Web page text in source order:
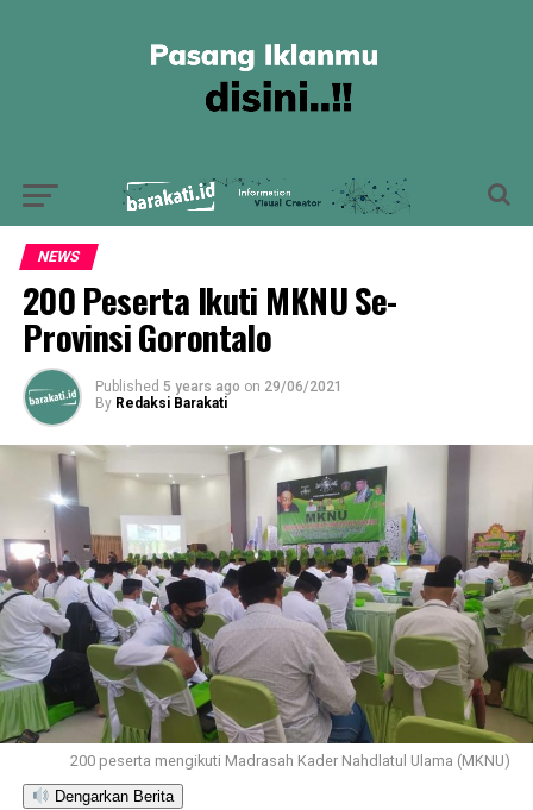
NEWS
200 Peserta Ikuti MKNU Se-
Provinsi Gorontalo
Published 5 years ago on 29/06/2021
By Redaksi Barakati
200 peserta mengikuti Madrasah Kader Nahdlatul Ulama (MKNU)
Dengarkan Berita